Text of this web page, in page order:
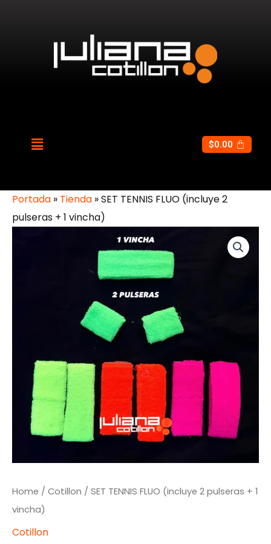
$0.00
Portada » Tienda »SET TENNIS FLUO (incluye 2
pulseras + 1 vincha)
Home / Cotillon / SET TENNIS FLUO (incluye 2 pulseras + 1
vincha)
Cotillon